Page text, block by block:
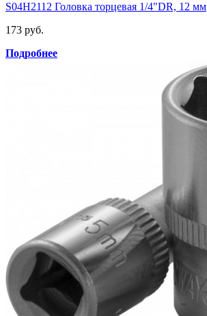
S04H2112 Головка торцевая 1/4"DR, 12 мм
173 руб.
Подробнее